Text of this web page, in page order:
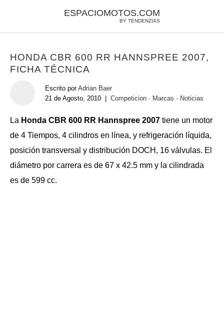
ESPACIOMOTOS.COM
BY TENDENZIAS
HONDA CBR 600 RR HANNSPREE 2007,
FICHA TÉCNICA
Escrito porAdrian Baer
21 de Agosto, 2010 | Competicion · Marcas · Noticias
La Honda CBR 600 RR Hannspree 2007 tiene un motor
de 4 Tiempos, 4 cilindros en línea, y refrigeración lí­quida,
posición transversal y distribución DOCH, 16 válvulas. El
diámetro por carrera es de 67 x 42.5 mm y la cilindrada
es de 599 cc.